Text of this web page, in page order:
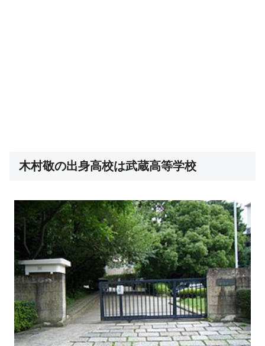
木村敬の出身高校は武蔵高等学校